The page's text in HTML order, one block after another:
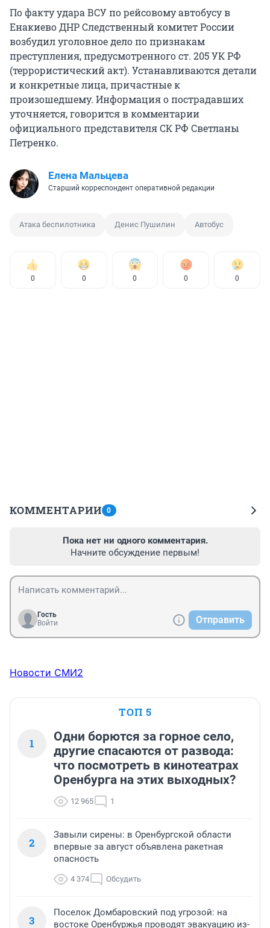
По факту удара ВСУ по рейсовому автобусу в
Енакиево ДНР Следственный комитет России
возбудил уголовное дело по признакам
преступления, предусмотренного ст. 205 УК РФ
(террористический акт). Устанавливаются детали
и конкретные лица, причастные к
произошедшему. Информация о пострадавших
уточняется, говорится в комментарии
официального представителя СК РФ Светланы
Петренко.
Елена Мальцева
Старший корреспондент оперативной редакции
Атака беспилотника Денис Пушилин Автобус
0 0 0 0 0
КОММЕНТАРИИ 0
Пока нет ни одного комментария.
Начните обсуждение первым!
Гость
Войти
Отправить
Новости СМИ2
ТОП 5
1
Одни борются за горное село,
другие спасаются от развода:
что посмотреть в кинотеатрах
Оренбурга на этих выходных?
12 965 1
2
Завыли сирены: в Оренбургской области
впервые за август объявлена ракетная
опасность
4 374 Обсудить
3
Поселок Домбаровский под угрозой: на
востоке Оренбуржья проводят эвакуацию из-